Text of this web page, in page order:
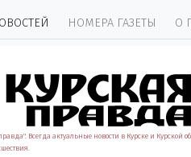
НОМЕРА ГАЗЕТЫ О
Всегда актуальные новости в Курске и Курской